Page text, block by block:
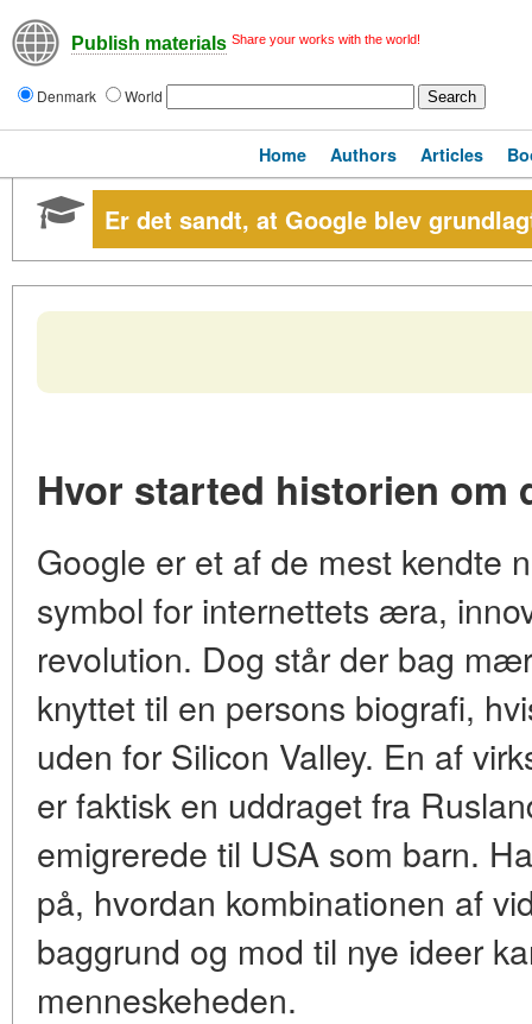
Publish materials Share your works with the world!
Denmark World
Home Authors Articles
Er det sandt, at Google blev
Hvor started historien om
Google er et af de mest kendte
symbol for internettets æra,
revolution. Dog står der bag
knyttet til en persons biografi,
uden for Silicon Valley. En af
er faktisk en uddraget fra
emigrerede til USA som barn.
på, hvordan kombinationen af
baggrund og mod til nye ideer
menneskeheden.